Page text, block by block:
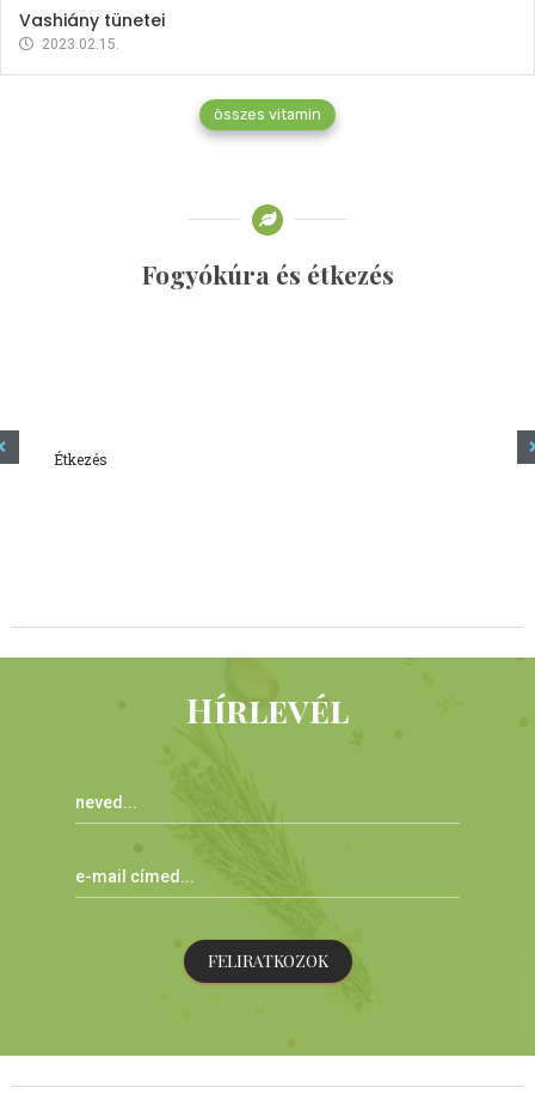
Vashiány tünetei
2023.02.15.
összes vitamin
Fogyókúra és étkezés
Étkezés
Hírlevél
FELIRATKOZOK